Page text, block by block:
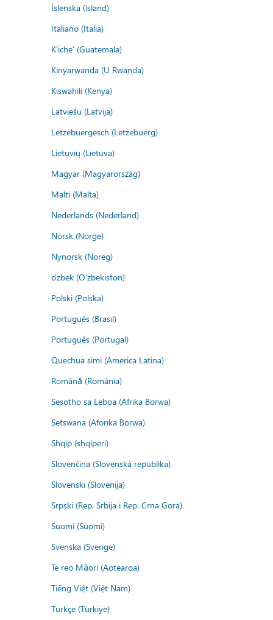
Íslenska (ísland)
Italiano (Italia)
K'iche' (Guatemala)
Kinyarwanda (U Rwanda)
Kiswahili (Kenya)
Latviešu (Latvija)
Lëtzebuergesch (Lëtzebuerg)
Lietuvių (Lietuva)
Magyar (Magyarország)
Malti (Malta)
Nederlands (Nederland)
Norsk (Norge)
Nynorsk (Noreg)
o'zbek (O'zbekiston)
Polski (Polska)
Português (Brasil)
Português (Portugal)
Quechua simi (America Latina)
Română (România)
Sesotho sa Leboa (Afrika Borwa)
Setswana (Aforika Borwa)
Shqip (shqipëri)
Slovenčina (Slovenská republika)
Slovenski (Slovenija)
Srpski (Rep. Srbija i Rep. Crna Gora)
Suomi (Suomi)
Svenska (Sverige)
Te reo Māori (Aotearoa)
Tiếng Việt (Việt Nam)
Türkçe (Türkiye)